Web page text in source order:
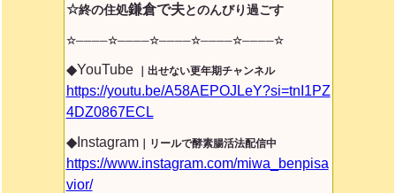
☆終の住処鎌倉で夫とのんびり過ごす
☆────☆────☆────☆────☆────☆
◆YouTube ｜出せない更年期チャンネル
https://youtu.be/A58AEPOJLeY?si=tnI1PZ
4DZ0867ECL
◆Instagram｜リールで酵素腸活法配信中
https://www.instagram.com/miwa_benpisa
vior/